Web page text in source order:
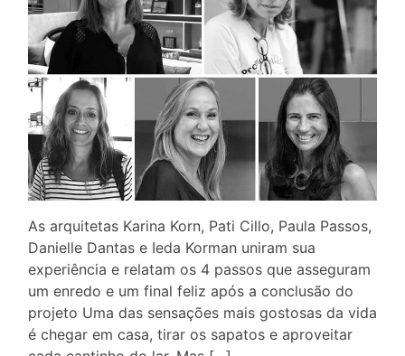
As arquitetas Karina Korn, Pati Cillo, Paula Passos,
Danielle Dantas e Ieda Korman uniram sua
experiência e relatam os 4 passos que asseguram
um enredo e um final feliz após a conclusão do
projeto Uma das sensações mais gostosas da vida
é chegar em casa, tirar os sapatos e aproveitar